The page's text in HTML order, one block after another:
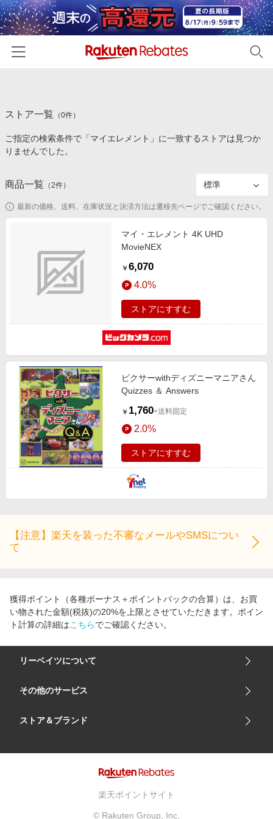
カテゴリー一覧
百貨店・総合ECモール
食品・スイーツ・お酒
コスメ・健康・医薬品
家電・PC・スマホ・カメラ
スポーツ・アウトドア・ゴルフ
旅行・レジャー・ホテル予約
生活・お役立ち
金融・マネー・保険
デジタルコンテンツ
ビジネス・その他サービス
イベント一覧
初回購入者限定特典
対象ストア新規限定特典
楽天ペイ導入ストア
楽天サービス特集
わくわく夏特集
とことん買い物チャレンジ
Apple公式サイト×楽天カード分割払い
Qoo10メガポ
Samsung ボーナスキャンペーン
週末の高還元 夏の長期版
ストア一覧 （0件）
ご指定の検索条件で「マイエレメント」に一致するストアは見つか
りませんでした。
商品一覧 （2件）
最新の価格、送料、在庫状況と決済方法は遷移先ページでご確認ください。
マイ・エレメント 4K UHD
MovieNEX
￥ 6,070
4.0%
ストアにすすむ
ピクサーwithディズニーマニアさん
Quizzes ＆ Answers
￥ 1,760+送料固定
2.0%
ストアにすすむ
【注意】楽天を装った不審なメールやSMSについ
て
獲得ポイント（各種ボーナス＋ポイントバックの合算）は、お買
い物された金額(税抜)の20%を上限とさせていただきます。ポイン
ト計算の詳細はこちらでご確認ください。
リーベイツについて
会社概要
サイトマップ
リーベイツ ポイントアシスト
その他のサービス
楽天市場
ストア＆ブランド
楽天ポイントサイト
© Rakuten Group, Inc.